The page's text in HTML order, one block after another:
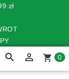
zł
search  shopping_cart 0